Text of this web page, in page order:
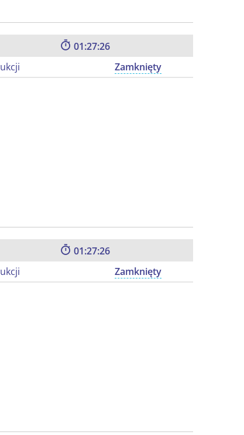
01:27:25
Zamknięty
01:27:25
Zamknięty